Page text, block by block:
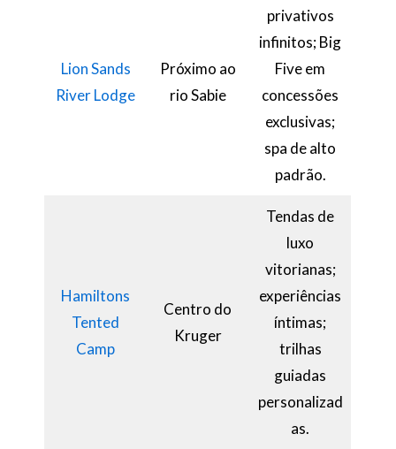
Lion Sands
River Lodge
Próximo ao
rio Sabie
privativos
infinitos; Big
Five em
concessões
exclusivas;
spa de alto
padrão.
Hamiltons
Tented
Camp
Centro do
Kruger
Tendas de
luxo
vitorianas;
experiências
íntimas;
trilhas
guiadas
personalizad
as.